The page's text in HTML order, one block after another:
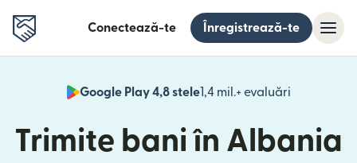
Conectează-te Înregistrează-te
Google Play 4,8 stele1,4 mil.+ evaluări
(se
Trimite bani în Albania